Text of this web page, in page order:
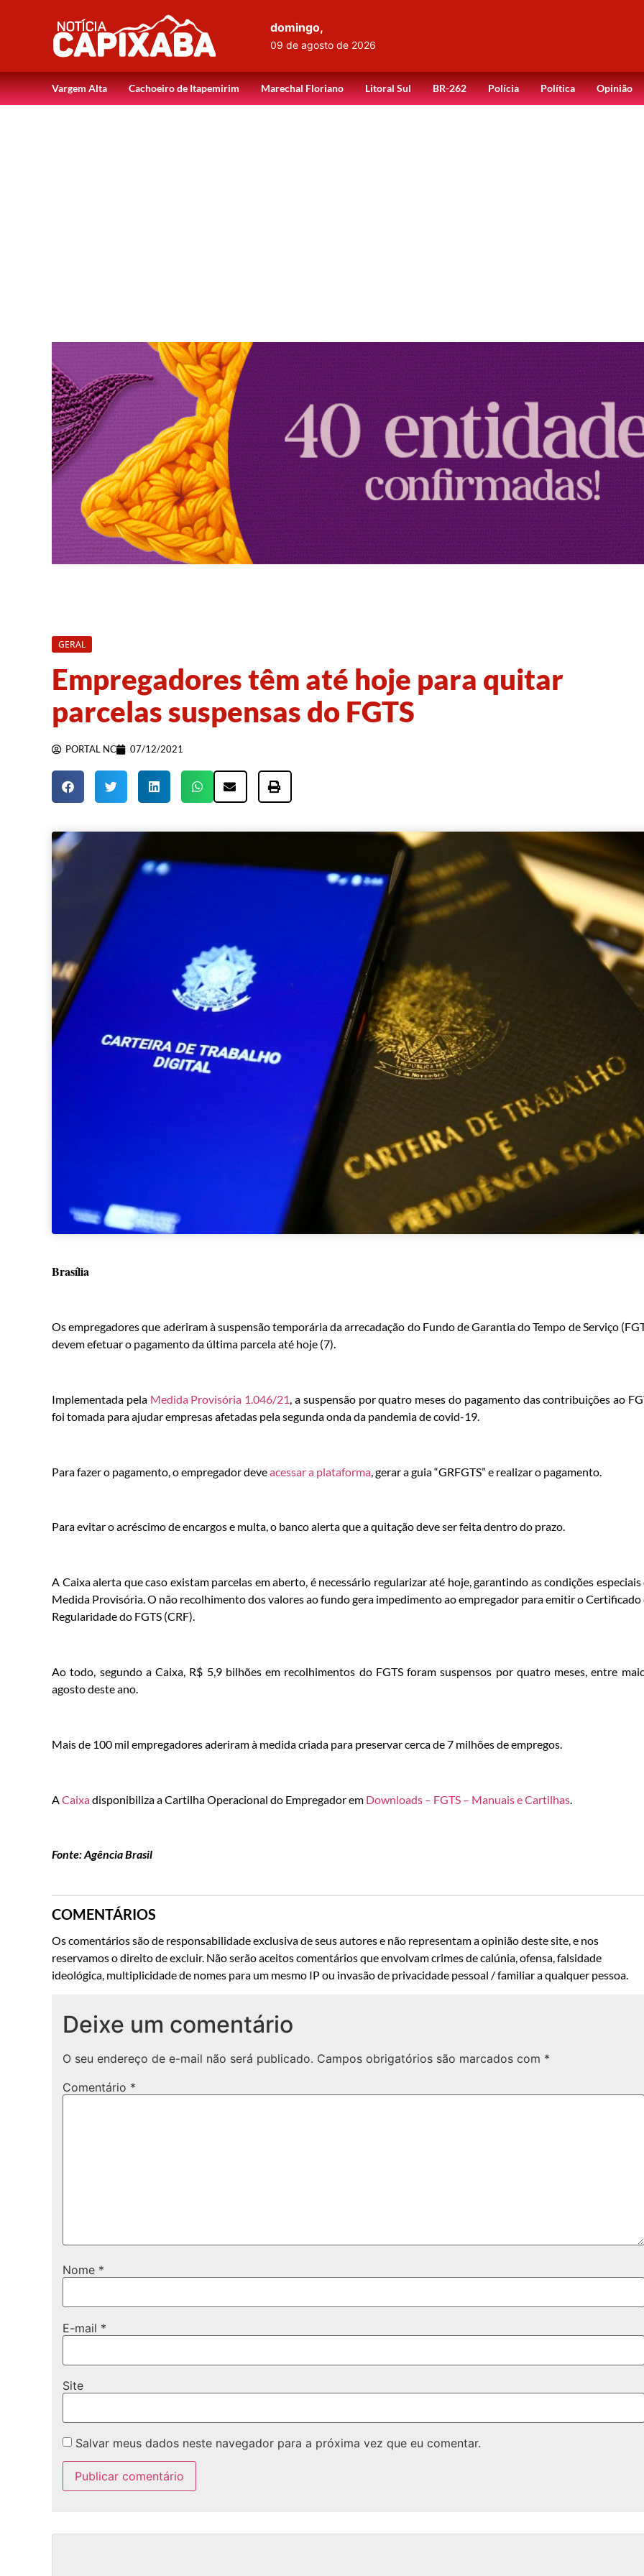
domingo,
09 de agosto de 2026
Vargem Alta Cachoeiro de Itapemirim Marechal Floriano Litoral Sul BR-262 Polícia Política Opinião
GERAL
Empregadores têm até hoje para quitar
parcelas suspensas do FGTS
PORTAL NC 07/12/2021
Brasília
Os empregadores que aderiram à suspensão temporária da arrecadação do Fundo de Garantia do Tempo de Serviço
devem efetuar o pagamento da última parcela até hoje (7).
Implementada pela Medida Provisória 1.046/21, a suspensão por quatro meses do pagamento das contribuições ao
foi tomada para ajudar empresas afetadas pela segunda onda da pandemia de covid-19.
Para fazer o pagamento, o empregador deveacessar a plataforma , gerar a guia “GRFGTS” e realizar o pagamento.
Para evitar o acréscimo de encargos e multa, o banco alerta que a quitação deve ser feita dentro do prazo.
A Caixa alerta que caso existam parcelas em aberto, é necessário regularizar até hoje, garantindo as condições especiais
Medida Provisória. O não recolhimento dos valores ao fundo gera impedimento ao empregador para emitir o Certificado
Regularidade do FGTS (CRF).
Ao todo, segundo a Caixa, R$ 5,9 bilhões em recolhimentos do FGTS foram suspensos por quatro meses, entre
agosto deste ano.
Mais de 100 mil empregadores aderiram à medida criada para preservar cerca de 7 milhões de empregos.
A Caixadisponibiliza a Cartilha Operacional do Empregador em Downloads – FGTS – Manuais e Cartilhas
Fonte: Agência Brasil
COMENTÁRIOS
Os comentários são de responsabilidade exclusiva de seus autores e não representam a opinião deste site, e nos
reservamos o direito de excluir. Não serão aceitos comentários que envolvam crimes de calúnia, ofensa, falsidade
ideológica, multiplicidade de nomes para um mesmo IP ou invasão de privacidade pessoal / familiar a qualquer pessoa.
Deixe um comentário
O seu endereço de e-mail não será publicado. Campos obrigatórios são marcados com *
Comentário *
Nome *
E-mail *
Site
Salvar meus dados neste navegador para a próxima vez que eu comentar.